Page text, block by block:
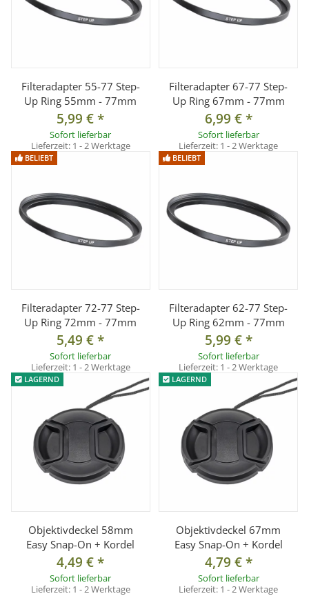
77mm-Anschlussgewinde
Filteradapter 55-77 Step-
Up Ring 55mm - 77mm
5,99 €*
Sofort lieferbar
Lieferzeit: 1 - 2 Werktage
Filteradapter 67-77 Step-
Up Ring 67mm - 77mm
6,99 €*
Sofort lieferbar
Lieferzeit: 1 - 2 Werktage
BELIEBT
Filteradapter 72-77 Step-
Up Ring 72mm - 77mm
5,49 €*
Sofort lieferbar
Lieferzeit: 1 - 2 Werktage
BELIEBT
Filteradapter 62-77 Step-
Up Ring 62mm - 77mm
5,99 €*
Sofort lieferbar
Lieferzeit: 1 - 2 Werktage
LAGERND
Objektivdeckel 58mm
Easy Snap-On + Kordel
4,49 €*
Sofort lieferbar
Lieferzeit: 1 - 2 Werktage
LAGERND
Objektivdeckel 67mm
Easy Snap-On + Kordel
4,79 €*
Sofort lieferbar
Lieferzeit: 1 - 2 Werktage